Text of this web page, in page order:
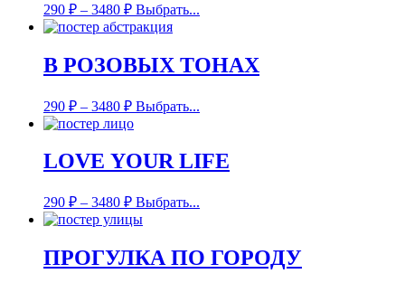
290 ₽ – 3480 ₽ Выбрать...
В РОЗОВЫХ ТОНАХ
290 ₽ – 3480 ₽ Выбрать...
LOVE YOUR LIFE
290 ₽ – 3480 ₽ Выбрать...
ПРОГУЛКА ПО ГОРОДУ